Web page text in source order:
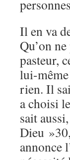
Il en va
Qu’on
pasteur,
lui-
rien. Il
a choisi
sait
Dieu
annonce